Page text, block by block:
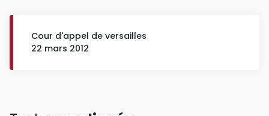
Cour d'appel de versailles
22 mars 2012